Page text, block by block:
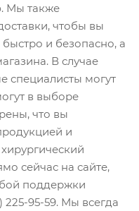
Мы также
чтобы вы
и безопасно, а
В случае
специалисты могут
в выборе
что вы
и
сейчас на сайте,
поддержки
225-95-59. Мы всегда